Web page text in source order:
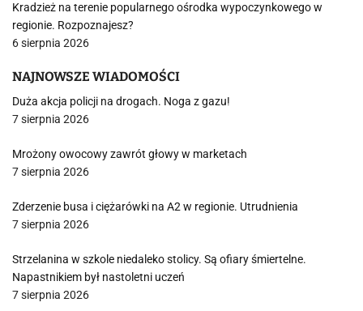
Kradzież na terenie popularnego ośrodka wypoczynkowego w
regionie. Rozpoznajesz?
6 sierpnia 2026
NAJNOWSZE WIADOMOŚCI
Duża akcja policji na drogach. Noga z gazu!
7 sierpnia 2026
Mrożony owocowy zawrót głowy w marketach
7 sierpnia 2026
Zderzenie busa i ciężarówki na A2 w regionie. Utrudnienia
7 sierpnia 2026
Strzelanina w szkole niedaleko stolicy. Są ofiary śmiertelne.
Napastnikiem był nastoletni uczeń
7 sierpnia 2026